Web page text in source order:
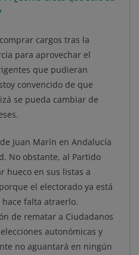
cargos tras la
para aprovechar el
que pudieran
convencido de que
se pueda cambiar de
Juan Marín en Andalucía
No obstante, al Partido
hueco en sus listas a
el electorado ya está
falta atraerlo.
de rematar a Ciudadanos
autonómicas y
no aguantará en ningún